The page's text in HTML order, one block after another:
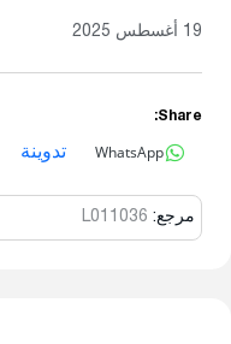
19 أغسطس 2025
Share:
WhatsApp تدوينة
مرجع: